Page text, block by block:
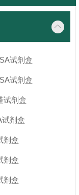
试剂盒
试剂盒
试剂盒
试剂盒
剂盒
剂盒
剂盒